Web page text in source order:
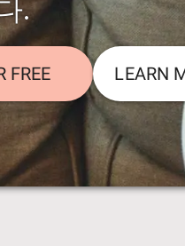
FREE LEARN